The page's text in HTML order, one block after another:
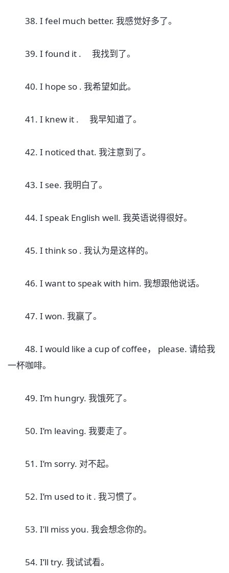
38. I feel much better. 我感觉好多了。
39. I found it . 我找到了。
40. I hope so . 我希望如此。
41. I knew it . 我早知道了。
42. I noticed that. 我注意到了。
43. I see. 我明白了。
44. I speak English well. 我英语说得很好。
45. I think so . 我认为是这样的。
46. I want to speak with him. 我想跟他说话。
47. I won. 我赢了。
48. I would like a cup of coffee， please. 请给我
一杯咖啡。
49. I’m hungry. 我饿死了。
50. I’m leaving. 我要走了。
51. I’m sorry. 对不起。
52. I’m used to it . 我习惯了。
53. I’ll miss you. 我会想念你的。
54. I’ll try. 我试试看。